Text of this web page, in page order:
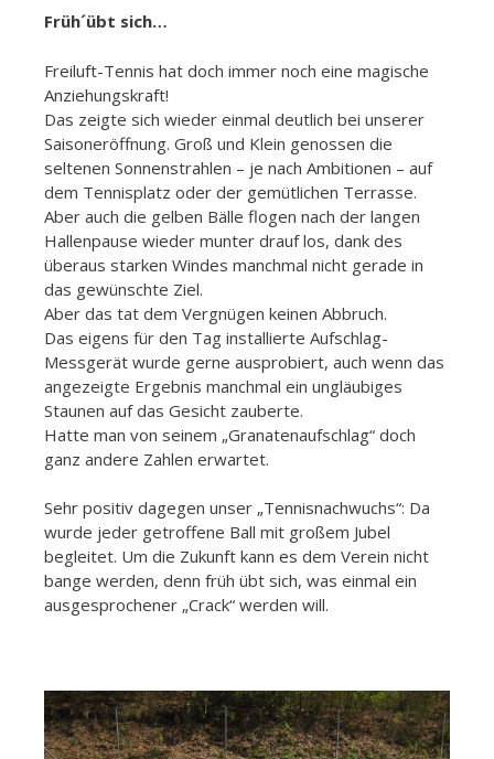
Früh´übt sich…
Freiluft-Tennis hat doch immer noch eine magische
Anziehungskraft!
Das zeigte sich wieder einmal deutlich bei unserer
Saisoneröffnung. Groß und Klein genossen die
seltenen Sonnenstrahlen – je nach Ambitionen – auf
dem Tennisplatz oder der gemütlichen Terrasse.
Aber auch die gelben Bälle flogen nach der langen
Hallenpause wieder munter drauf los, dank des
überaus starken Windes manchmal nicht gerade in
das gewünschte Ziel.
Aber das tat dem Vergnügen keinen Abbruch.
Das eigens für den Tag installierte Aufschlag-
Messgerät wurde gerne ausprobiert, auch wenn das
angezeigte Ergebnis manchmal ein ungläubiges
Staunen auf das Gesicht zauberte.
Hatte man von seinem „Granatenaufschlag“ doch
ganz andere Zahlen erwartet.
Sehr positiv dagegen unser „Tennisnachwuchs“: Da
wurde jeder getroffene Ball mit großem Jubel
begleitet. Um die Zukunft kann es dem Verein nicht
bange werden, denn früh übt sich, was einmal ein
ausgesprochener „Crack“ werden will.